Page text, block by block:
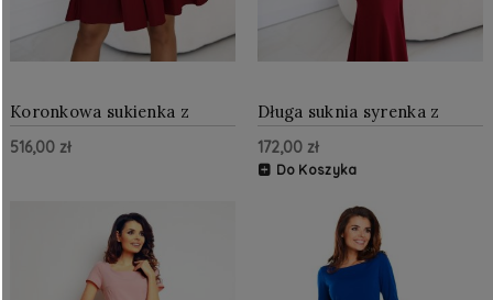
Koronkowa sukienka z
dekoltem i rozkloszowaną
spódnicą Bordowa
516,00 zł
Długa suknia syrenka z
czarną koronką i siateczką
Bordowa
172,00 zł
Do Koszyka